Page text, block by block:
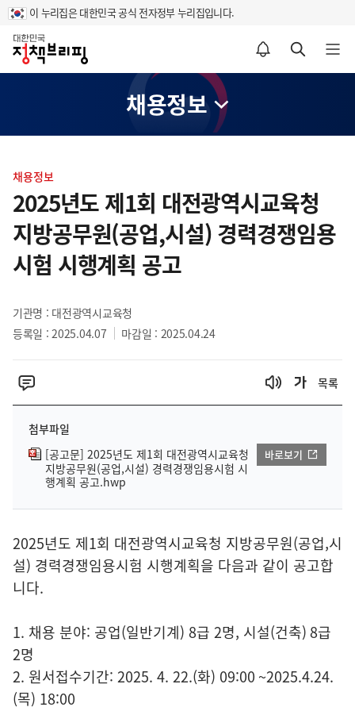
이 누리집은 대한민국 공식 전자정부 누리집입니다.
홈
알림설정 바로가기 검색 바로가기 메뉴 열기
채용정보
텐
츠
영
역
채용정보
2025년도 제1회 대전광역시교육청
지방공무원(공업,시설) 경력경쟁임용
시험 시행계획 공고
기관명 : 대전광역시교육청
등록일 : 2025.04.07
마감일 : 2025.04.24
목록
첨부파일
[공고문] 2025년도 제1회 대전광역시교육청
지방공무원(공업,시설) 경력경쟁임용시험 시
행계획 공고.hwp
바로보기
2025년도 제1회 대전광역시교육청 지방공무원(공업,시
설) 경력경쟁임용시험 시행계획을 다음과 같이 공고합
니다.
1. 채용 분야: 공업(일반기계) 8급 2명, 시설(건축) 8급
2명
2. 원서접수기간: 2025. 4. 22.(화) 09:00 ~2025.4.24.
(목) 18:00